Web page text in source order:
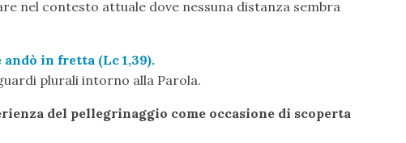
nel contesto attuale dove nessuna distanza sembra
andò in fretta (Lc 1,39).
plurali intorno alla Parola.
del pellegrinaggio come occasione di scoperta